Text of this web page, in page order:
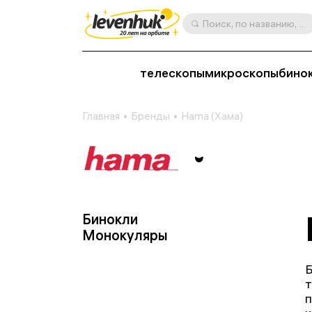
Поиск, по названию, артикулу, категории и др.
телескопымикроскопы
Главная Бренды Hama (Хама)
Бинокли
Монокуляры